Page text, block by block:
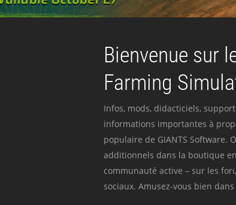
Bienvenue sur
Farming
Infos, mods, didacticiels,
informations importantes à
populaire de GIANTS Software.
additionnels dans la boutique
communauté active – sur les
sociaux. Amusez-vous bien